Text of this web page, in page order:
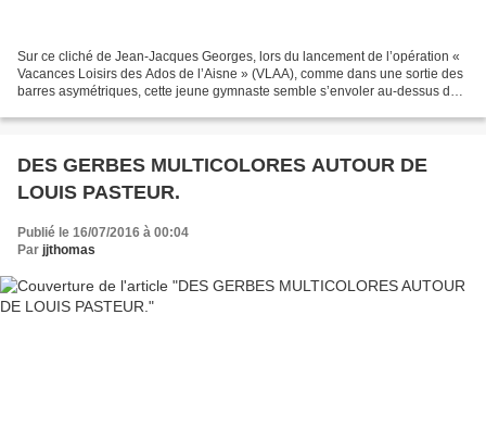
Sur ce cliché de Jean-Jacques Georges, lors du lancement de l’opération «
Vacances Loisirs des Ados de l’Aisne » (VLAA), comme dans une sortie des
barres asymétriques, cette jeune gymnaste semble s’envoler au-dessus des
DES GERBES MULTICOLORES AUTOUR DE
LOUIS PASTEUR.
Publié le 16/07/2016 à 00:04
Par jjthomas